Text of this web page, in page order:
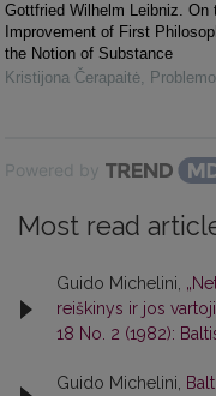
Gottfried Wilhelm Leibniz. On
Improvement of First
the Notion of Substance
Kristijona Čerapaitė,
Powered by
Most read
Guido Michelini,
reiškinys ir jos
18 No. 2 (1982):
Guido Michelini,